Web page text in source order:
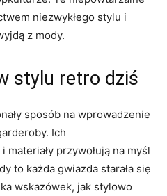
niezwykłego stylu i
z mody.
stylu retro dziś
sposób na wprowadzenie
Ich
materiały przywołują na myśl
to każda gwiazda starała się
wskazówek, jak stylowo